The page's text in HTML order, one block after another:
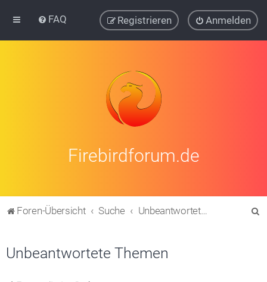
FAQ Anmelden
Registrieren
Firebirdforum.de
Foren-Übersicht Suche Unbeantwortete Themen
Unbeantwortete Themen